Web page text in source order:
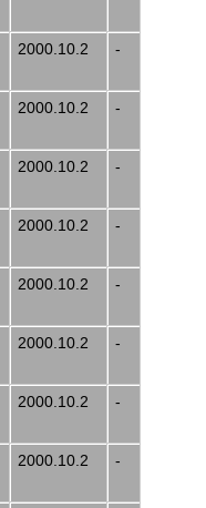
2000.10.2 -
2000.10.2 -
2000.10.2 -
2000.10.2 -
2000.10.2 -
2000.10.2 -
2000.10.2 -
2000.10.2 -